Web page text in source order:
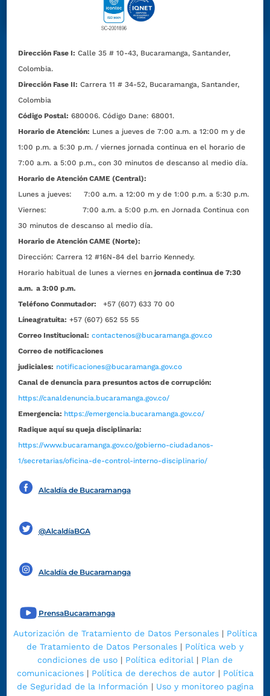
Dirección Fase I: Calle 35 # 10-43, Bucaramanga, Santander,
Colombia.
Dirección Fase II: Carrera 11 # 34-52, Bucaramanga, Santander,
Colombia
Código Postal: 680006. Código Dane: 68001.
Horario de Atención: Lunes a jueves de 7:00 a.m. a 12:00 m y de
1:00 p.m. a 5:30 p.m. / viernes jornada continua en el horario de
7:00 a.m. a 5:00 p.m., con 30 minutos de descanso al medio día.
Horario de Atención CAME (Central):
Lunes a jueves: 7:00 a.m. a 12:00 m y de 1:00 p.m. a 5:30 p.m.
Viernes: 7:00 a.m. a 5:00 p.m. en Jornada Continua con
30 minutos de descanso al medio día.
Horario de Atención CAME (Norte):
Dirección:Carrera 12 #16N-84 del barrio Kennedy.
Horario habitual de lunes a viernes en jornada continua de 7:30
a.m. a 3:00 p.m.
Teléfono Conmutador:
+57 (607) 633 70 00
Líneagratuita: +57 (607) 652 55 55
Correo Institucional: contactenos@bucaramanga.gov.co
Correo de notificaciones
judiciales: notificaciones@bucaramanga.gov.co
Canal de denuncia para presuntos actos de corrupción:
https://canaldenuncia.bucaramanga.gov.co/
Emergencia: https://emergencia.bucaramanga.gov.co/
Radique aquí su queja disciplinaria:
https://www.bucaramanga.gov.co/gobierno-ciudadanos-
1/secretarias/oficina-de-control-interno-disciplinario/
Alcaldía de Bucaramanga
@AlcaldíaBGA
Alcaldía de Bucaramanga
PrensaBucaramanga
Autorización de Tratamiento de Datos Personales| Política
de Tratamiento de Datos Personales | Política web y
condiciones de uso | Política editorial | Plan de
comunicaciones| Política de derechos de autor| Política
de Seguridad de la Información | Uso y monitoreo pagina